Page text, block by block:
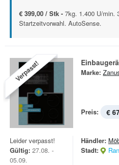
€ 399,00 / Stk - 7kg. 1.400 U/min.
Startzeitvorwahl. AutoSense.
Verpasst! Marke:
Preis: €
Leider verpasst!
Gültig: 27.08. -
05.09.
Händler:
Stadt: